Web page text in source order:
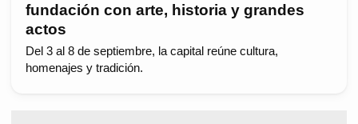
fundación con arte, historia y grandes
actos
Del 3 al 8 de septiembre, la capital reúne cultura,
homenajes y tradición.